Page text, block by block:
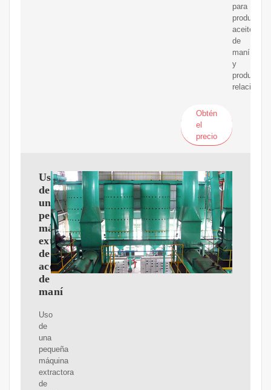
para
producir
aceite
de
maní
y
productos
Obtén
el
precio
Uso
de
una
pequeña
máquina
extractora
de
aceite
de
maní
Uso
de
una
pequeña
máquina
extractora
de